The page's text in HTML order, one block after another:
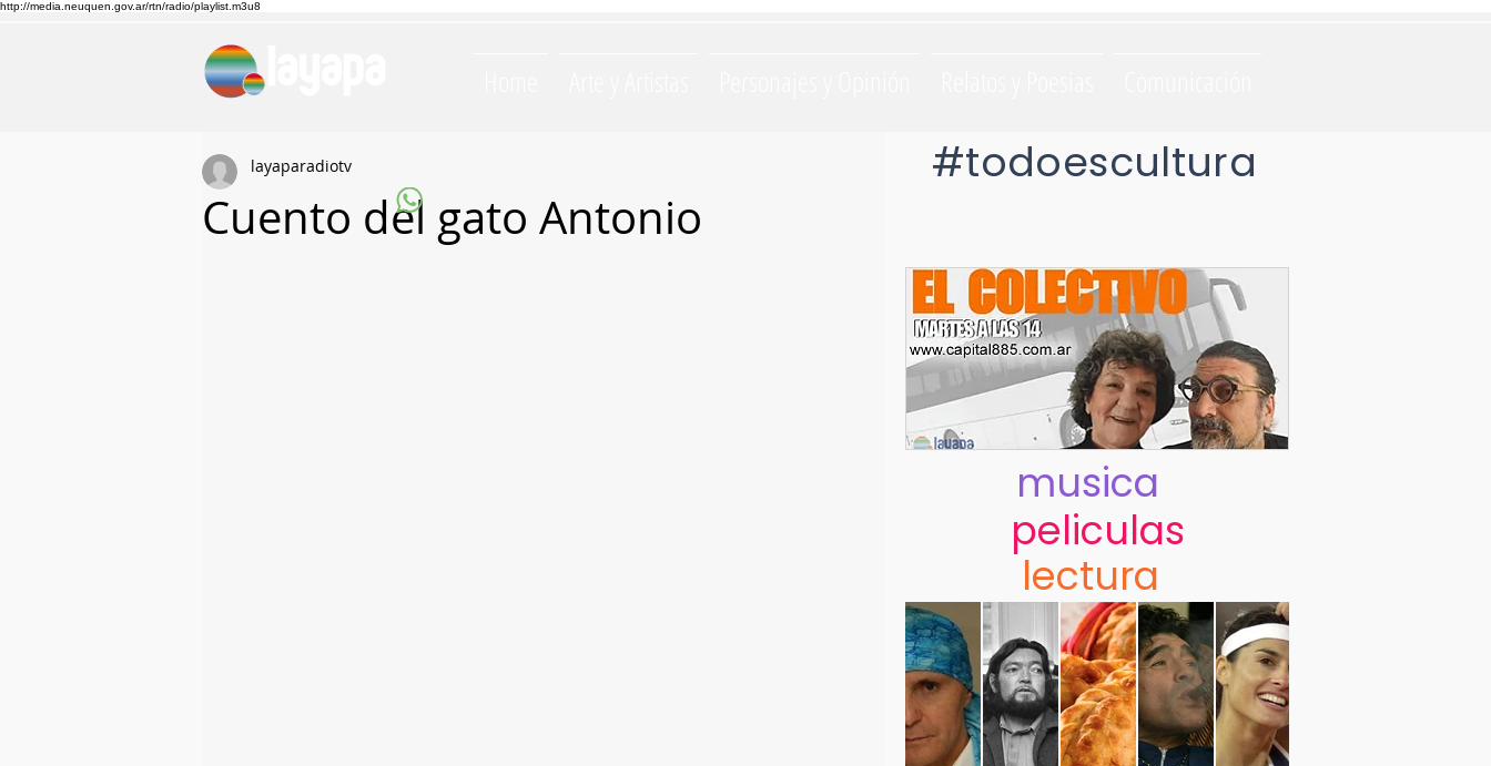
http://media.neuquen.gov.ar/rtn/radio/playlist.m3u8
Cuento del gato Antonio
layaparadiotv #todoescultura
musica
peliculas
lectura